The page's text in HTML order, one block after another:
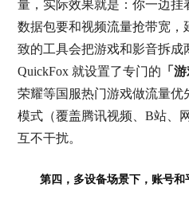
量，实际效果就是：你一边挂
数据包要和视频流量抢带宽，
致的工具会把游戏和影音拆成
QuickFox 就设置了专门的 「
荣耀等国服热门游戏做流量优
模式（覆盖腾讯视频、B站、
互不干扰。
第四，多设备场景下，账号